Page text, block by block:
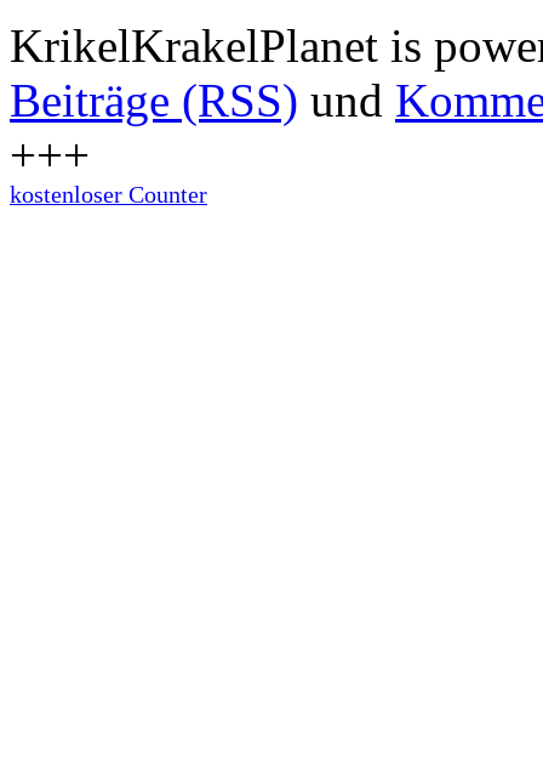
KrikelKrakelPlanet is
Beiträge (RSS) und
+++
kostenloser Counter